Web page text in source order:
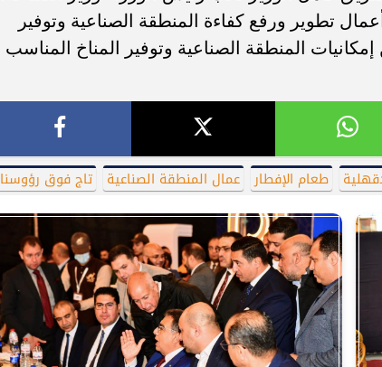
تطوير ورفع كفاءة المنطقة الصناعية وتوفير
المنطقة الصناعية وتوفير المناخ المناسب
طعام الإفطار عمال المنطقة الصناعية تاج فوق رؤوسنا